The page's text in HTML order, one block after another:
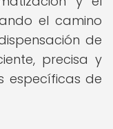
el camino
de
precisa y
específicas de